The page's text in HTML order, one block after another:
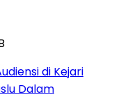
di Kejari
Dalam